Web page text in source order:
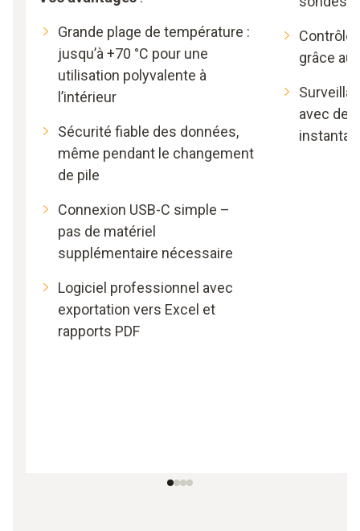
Grande plage de température :
jusqu’à +70 °C pour une
utilisation polyvalente à
l’intérieur
Sécurité fiable des données,
même pendant le changement
de pile
Connexion USB-C simple –
pas de matériel
supplémentaire nécessaire
Logiciel professionnel avec
exportation vers Excel et
rapports PDF
Contrôle
grâce au
avec